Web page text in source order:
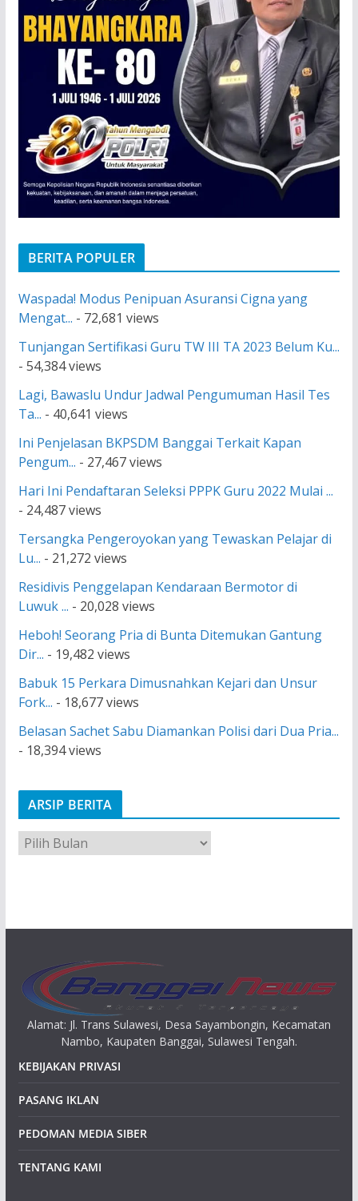
BERITA POPULER
Waspada! Modus Penipuan Asuransi Cigna yang
Mengat... - 72,681 views
Tunjangan Sertifikasi Guru TW III TA 2023 Belum Ku...
- 54,384 views
Lagi, Bawaslu Undur Jadwal Pengumuman Hasil Tes
Ta... - 40,641 views
Ini Penjelasan BKPSDM Banggai Terkait Kapan
Pengum... - 27,467 views
Hari Ini Pendaftaran Seleksi PPPK Guru 2022 Mulai ...
- 24,487 views
Tersangka Pengeroyokan yang Tewaskan Pelajar di
Lu... - 21,272 views
Residivis Penggelapan Kendaraan Bermotor di
Luwuk ... - 20,028 views
Heboh! Seorang Pria di Bunta Ditemukan Gantung
Dir... - 19,482 views
Babuk 15 Perkara Dimusnahkan Kejari dan Unsur
Fork... - 18,677 views
Belasan Sachet Sabu Diamankan Polisi dari Dua Pria...
- 18,394 views
ARSIP BERITA
A
r
Alamat: Jl. Trans Sulawesi, Desa Sayambongin, Kecamatan
Nambo, Kaupaten Banggai, Sulawesi Tengah.
KEBIJAKAN PRIVASI
PASANG IKLAN
PEDOMAN MEDIA SIBER
TENTANG KAMI